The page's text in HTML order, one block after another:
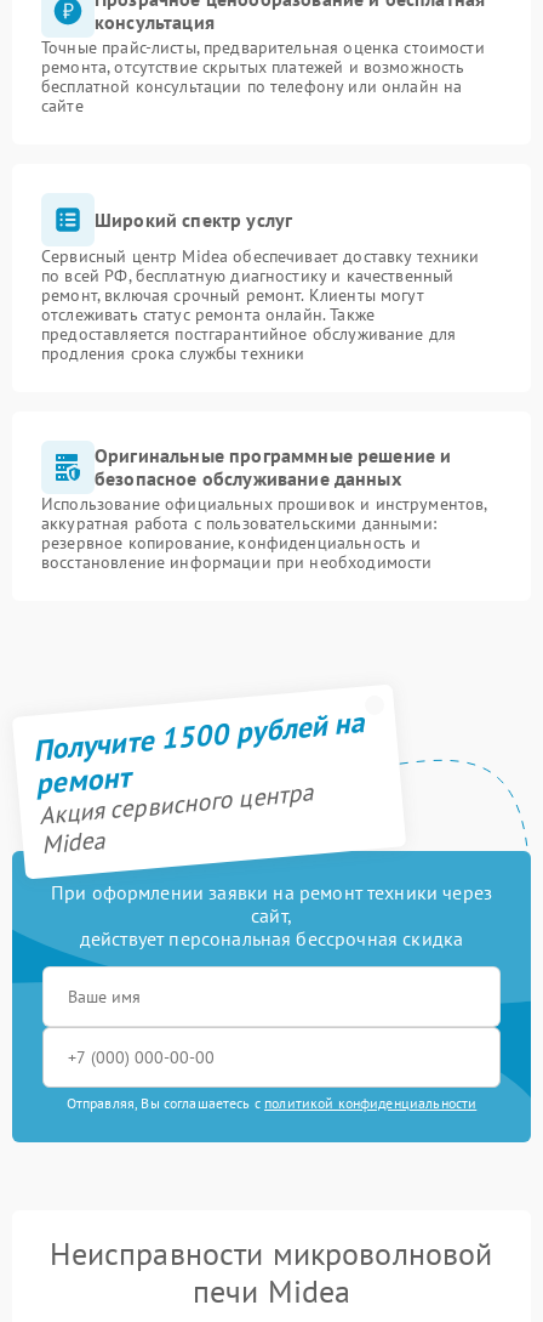
консультация
Точные прайс-листы, предварительная оценка стоимости
ремонта, отсутствие скрытых платежей и возможность
бесплатной консультации по телефону или онлайн на
сайте
Широкий спектр услуг
Сервисный центр Midea обеспечивает доставку техники
по всей РФ, бесплатную диагностику и качественный
ремонт, включая срочный ремонт. Клиенты могут
отслеживать статус ремонта онлайн. Также
предоставляется постгарантийное обслуживание для
продления срока службы техники
Оригинальные программные решение и
безопасное обслуживание данных
Использование официальных прошивок и инструментов,
аккуратная работа с пользовательскими данными:
резервное копирование, конфиденциальность и
восстановление информации при необходимости
Получите 1500 рублей на
ремонт
Акция сервисного центра
Midea
При оформлении заявки на ремонт техники через
сайт,
действует персональная бессрочная скидка
Отправляя, Вы соглашаетесь с политикой конфиденциальности
Неисправности микроволновой
печи Midea